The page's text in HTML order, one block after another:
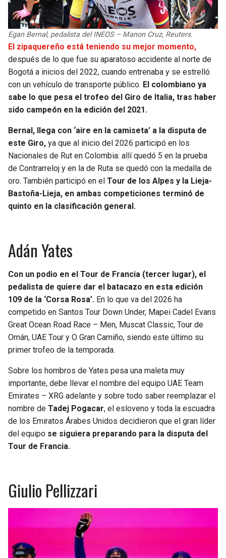
Egan Bernal, pedalista del INEOS – Manon Cruz, Reuters.
El zipaquereño está teniendo su mejor momento,
después de lo que fue su aparatoso accidente al norte de
Bogotá a inicios del 2022, cuando entrenaba y se estrelló
con un vehículo de transporte público. El colombiano ya
sabe lo que pesa el trofeo del Giro de Italia, tras haber
sido campeón en la edición del 2021.
Bernal, llega con ‘aire en la camiseta’ a la disputa de
este Giro, ya que al inicio del 2026 participó en los
Nacionales de Rut en Colombia: allí quedó 5 en la prueba
de Contrarreloj y en la de Ruta se quedó con la medalla de
oro. También participó en el Tour de los Alpes y la Lieja-
Bastoña-Lieja, en ambas competiciones terminó de
quinto en la clasificación general.
Adán Yates
Con un podio en el Tour de Francia (tercer lugar), el
pedalista de quiere dar el batacazo en esta edición
109 de la ‘Corsa Rosa’. En lo que va del 2026 ha
competido en Santos Tour Down Under, Mapei Cadel Evans
Great Ocean Road Race – Men, Muscat Classic, Tour de
Omán, UAE Tour y O Gran Camiño, siendo este último su
primer trofeo de la temporada.
Sobre los hombros de Yates pesa una maleta muy
importante, debe llevar el nombre del equipo UAE Team
Emirates – XRG adelante y sobre todo saber reemplazar el
nombre de Tadej Pogacar, el esloveno y toda la escuadra
de los Emiratos Árabes Unidos decidieron que el gran líder
del equipo se siguiera preparando para la disputa del
Tour de Francia.
Giulio Pellizzari